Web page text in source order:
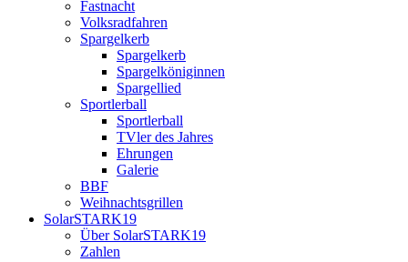
Fastnacht
Volksradfahren
Spargelkerb
Spargelkerb
Spargelköniginnen
Spargellied
Sportlerball
Sportlerball
TVler des Jahres
Ehrungen
Galerie
BBF
Weihnachtsgrillen
SolarSTARK19
Über SolarSTARK19
Zahlen